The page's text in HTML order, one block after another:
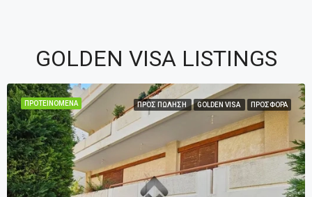
GOLDEN VISA LISTINGS
ΠΡΟΤΕΙΝΌΜΕΝΑ ΠΡΟΣ ΠΏΛΗΣΗ GOLDEN VISA ΠΡΟΣΦΟΡΆ